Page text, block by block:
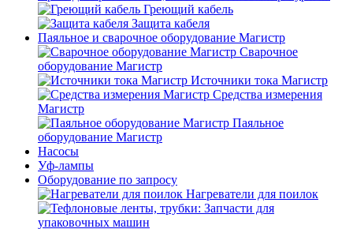
Греющий кабель
Защита кабеля
Паяльное и сварочное оборудование Магистр
Сварочное
оборудование Магистр
Источники тока Магистр
Средства измерения
Магистр
Паяльное
оборудование Магистр
Насосы
Уф-лампы
Оборудование по запросу
Нагреватели для поилок